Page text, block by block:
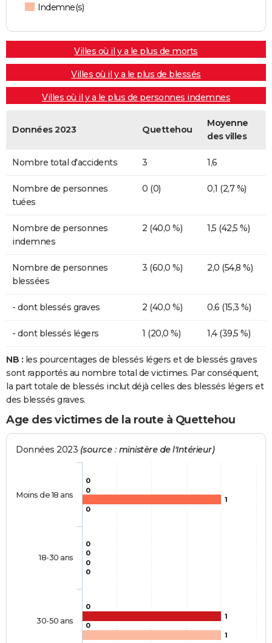
Indemne(s)
Villes où il y a le plus de morts
Villes où il y a le plus de blessés
Villes où il y a le plus de personnes indemnes
Données 2023 Quettehou
Moyenne
des villes
Nombre total d'accidents 3 1,6
Nombre de personnes
tuées
0 (0) 0,1 (2,7 %)
Nombre de personnes
indemnes
2 (40,0 %) 1,5 (42,5 %)
Nombre de personnes
blessées
3 (60,0 %) 2,0 (54,8 %)
- dont blessés graves 2 (40,0 %) 0,6 (15,3 %)
- dont blessés légers 1 (20,0 %) 1,4 (39,5 %)
NB : les pourcentages de blessés légers et de blessés graves
sont rapportés au nombre total de victimes. Par conséquent,
la part totale de blessés inclut déjà celles des blessés légers et
des blessés graves.
Age des victimes de la route à Quettehou
Données 2023 (source : ministère de l'Intérieur)
0
0
0
0
0
1
1
0
0
0
0
1
Moins de 18 ans
18-30 ans
30-50 ans